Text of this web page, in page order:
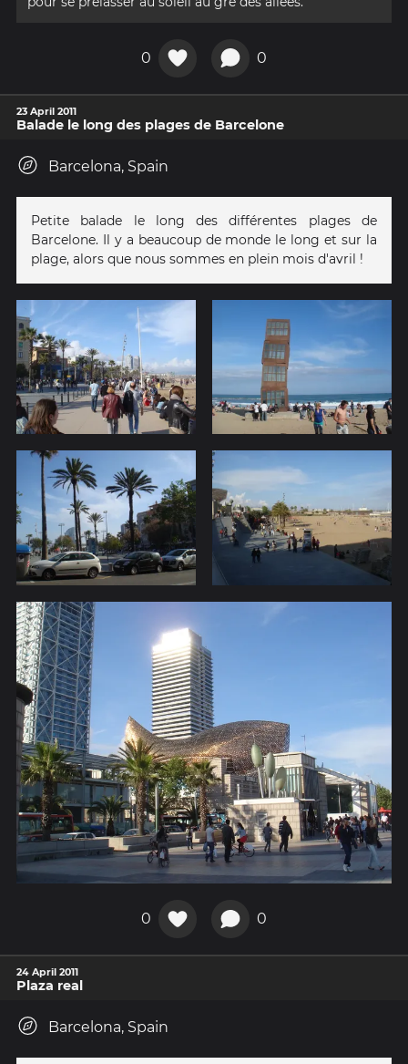
0 0
23 April 2011
Balade le long des plages de Barcelone
Barcelona, Spain
Petite balade le long des différentes plages de
Barcelone. Il y a beaucoup de monde le long et sur la
plage, alors que nous sommes en plein mois d'avril !
0 0
24 April 2011
Plaza real
Barcelona, Spain